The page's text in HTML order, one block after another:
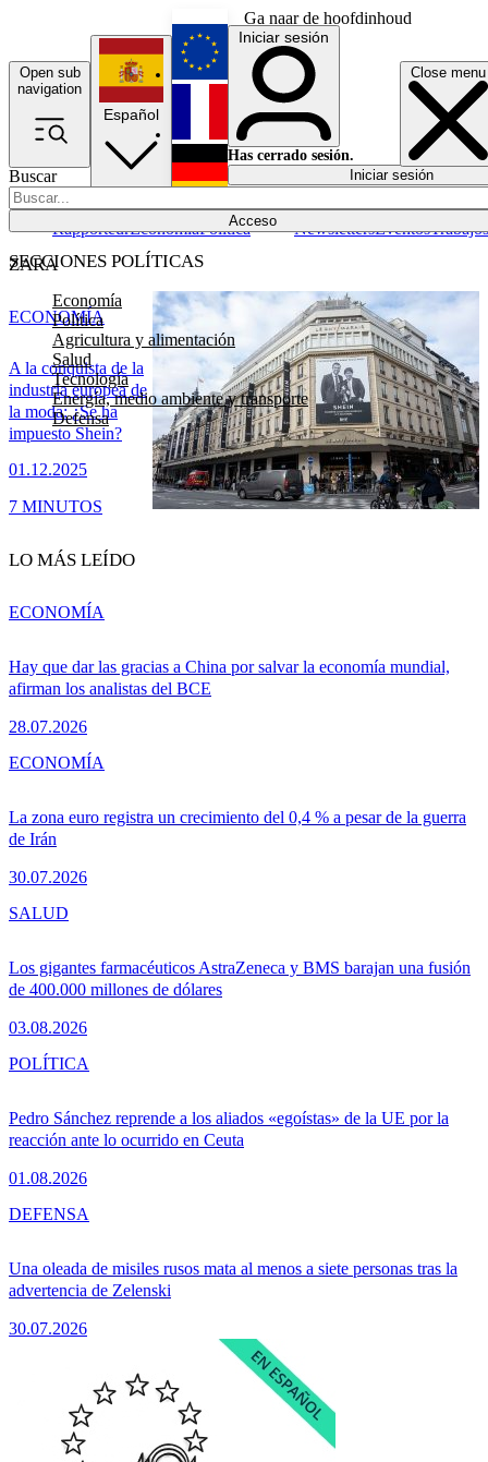
Ga naar de hoofdinhoud
Open sub
navigation
Close menu
Buscar
Acceso
SECCIONES POLÍTICAS
Economía
Política
Agricultura y alimentación
Salud
Tecnología
Energía, medio ambiente y transporte
Defensa
RapporteurEconomíaPolítica NewslettersEventosTrabajos
Español
English
Français
Iniciar sesión
Has cerrado sesión.
Iniciar sesión
ZARA
A la conquista de la
industria europea de
la moda: ¿Se ha
impuesto Shein?
01.12.2025
ECONOMÍA
7 MINUTOS
LO MÁS LEÍDO
Hay que dar las gracias a China por salvar la economía mundial,
afirman los analistas del BCE
28.07.2026
ECONOMÍA
La zona euro registra un crecimiento del 0,4 % a pesar de la guerra
de Irán
30.07.2026
ECONOMÍA
Los gigantes farmacéuticos AstraZeneca y BMS barajan una fusión
de 400.000 millones de dólares
03.08.2026
SALUD
Pedro Sánchez reprende a los aliados «egoístas» de la UE por la
reacción ante lo ocurrido en Ceuta
01.08.2026
POLÍTICA
Una oleada de misiles rusos mata al menos a siete personas tras la
advertencia de Zelenski
30.07.2026
DEFENSA